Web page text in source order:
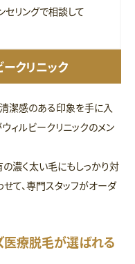
セリングで相談して
クリニック
潔感のある印象を手に入
ィルビークリニックのメン
濃く太い毛にもしっかり対
て、専門スタッフがオーダ
医療脱毛が選ばれる